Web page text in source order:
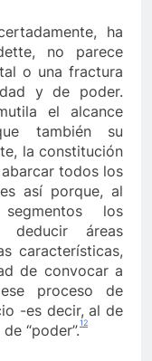
ha
no parece
o una fractura
y de poder.
el alcance
también su
la constitución
todos los
así porque, al
los
áreas
características,
de convocar a
proceso de
-es decir, al de
“poder”.12